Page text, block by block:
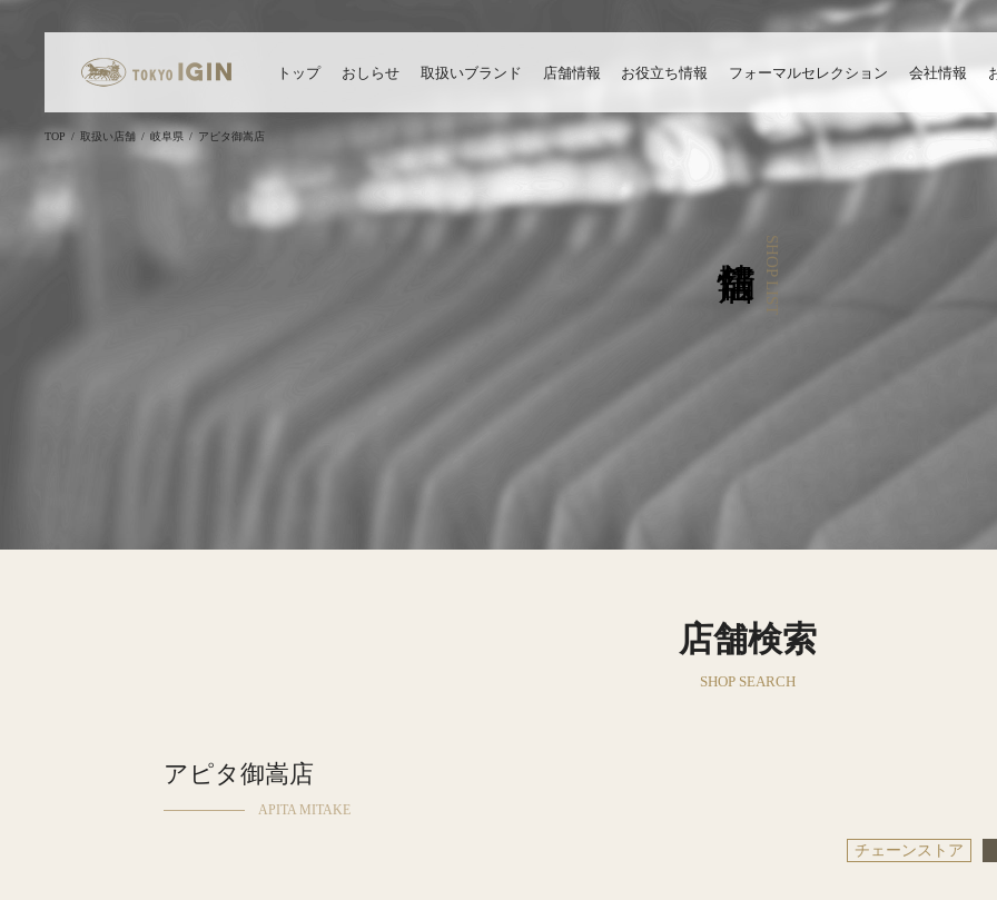
トップ おしらせ 取扱いブランド 店舗情報 お役立ち情報 フォーマルセレクション 会社情報
SHOP LIST
TOP 取扱い店舗 岐阜県 アピタ御嵩店
店舗検索
SHOP SEARCH
アピタ御嵩店
APITA MITAKE
チェーンストア